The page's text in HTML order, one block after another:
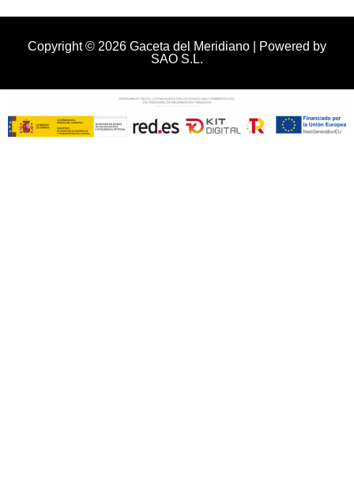
Copyright © 2026 Gaceta del Meridiano | Powered by
SAO S.L.